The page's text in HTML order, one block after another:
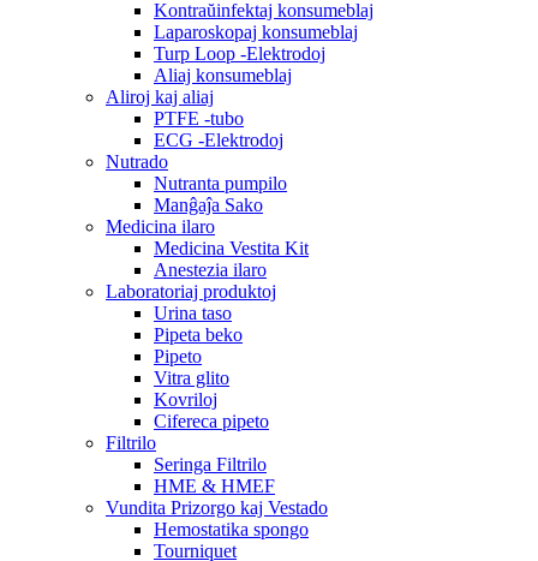
Kontraŭinfektaj konsumeblaj
Laparoskopaj konsumeblaj
Turp Loop -Elektrodoj
Aliaj konsumeblaj
Aliroj kaj aliaj
PTFE -tubo
ECG -Elektrodoj
Nutrado
Nutranta pumpilo
Manĝaĵa Sako
Medicina ilaro
Medicina Vestita Kit
Anestezia ilaro
Laboratoriaj produktoj
Urina taso
Pipeta beko
Pipeto
Vitra glito
Kovriloj
Cifereca pipeto
Filtrilo
Seringa Filtrilo
HME & HMEF
Vundita Prizorgo kaj Vestado
Hemostatika spongo
Tourniquet